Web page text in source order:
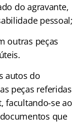
do agravante,
pessoal;
outras peças
autos do
peças referidas
facultando-se ao
que